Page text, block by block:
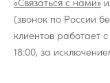
«Связаться с нами»
(звонок по России
клиентов работает
18:00, за